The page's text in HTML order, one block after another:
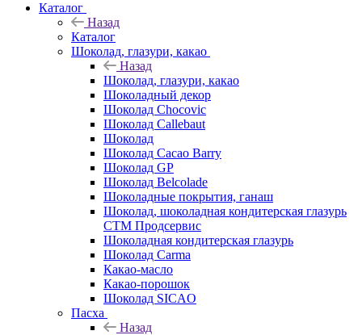
Каталог
Назад
Каталог
Шоколад, глазури, какао
Назад
Шоколад, глазури, какао
Шоколадный декор
Шоколад Chocovic
Шоколад Callebaut
Шоколад
Шоколад Cacao Barry
Шоколад GP
Шоколад Belcolade
Шоколадные покрытия, ганаш
Шоколад, шоколадная кондитерская глазурь
СТМ Продсервис
Шоколадная кондитерская глазурь
Шоколад Carma
Какао-масло
Какао-порошок
Шоколад SICAO
Пасха
Назад